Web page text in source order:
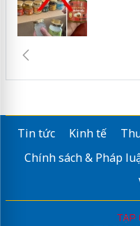
Tin tức Kinh tế
Chính sách & Pháp